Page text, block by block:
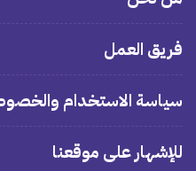
فريق العمل
سياسة الاستخدام
للإشهار على موقعنا